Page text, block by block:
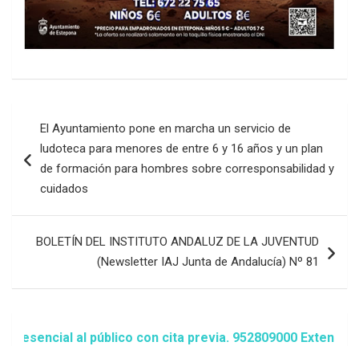
entradas
El Ayuntamiento pone en marcha un servicio de
ludoteca para menores de entre 6 y 16 años y un plan
de formación para hombres sobre corresponsabilidad y
cuidados
BOLETÍN DEL INSTITUTO ANDALUZ DE LA JUVENTUD
(Newsletter IAJ Junta de Andalucía) Nº 81
al público con cita previa. 952809000 Extensión 1481/